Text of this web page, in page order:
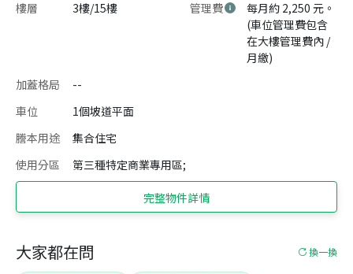
樓層
3樓/15樓 管理費
每月約 2,250 元。
(車位管理費包含
在大樓管理費內 /
月繳)
加蓋格局
--
車位
1個坡道平面
謄本用途
集合住宅
使用分區
第三種特定商業專用區;
完整物件詳情
大家都在問 換一換